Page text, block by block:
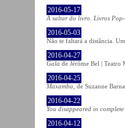
2016-05-17
A saltar do livro. Livros
2016-05-03
Não te faltará a distância.
2016-04-27
Gala de Jérôme Bel | Teatro
2016-04-25
Maxamba , de Suzanne
2016-04-22
You disappeared in complete
2016-04-12